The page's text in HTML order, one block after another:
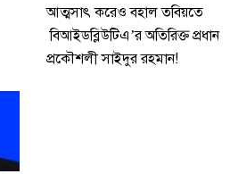
আত্মসাৎ করেও বহাল তবিয়তে
বিআইডব্লিউটিএ’র অতিরিক্ত প্রধান
প্রকৌশলী সাইদুর রহমান!